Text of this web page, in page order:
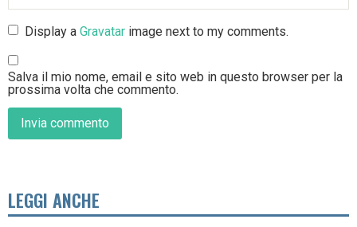
Display aGravatar image next to my comments.
Salva il mio nome, email e sito web in questo browser per la
prossima volta che commento.
LEGGI ANCHE